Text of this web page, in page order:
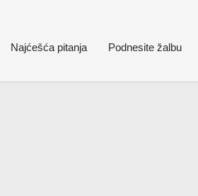
Najćešća pitanja Podnesite žalbu